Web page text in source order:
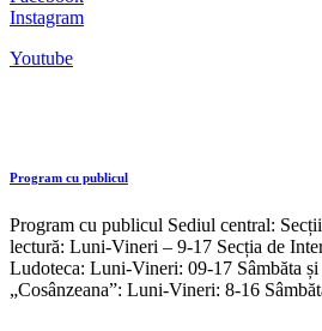
Instagram
Youtube
Program cu publicul
Program cu publicul Sediul central:
lectură: Luni-Vineri – 9-17 Secția de
Ludoteca: Luni-Vineri: 09-17 Sâmbăta
„Cosânzeana”: Luni-Vineri: 8-16